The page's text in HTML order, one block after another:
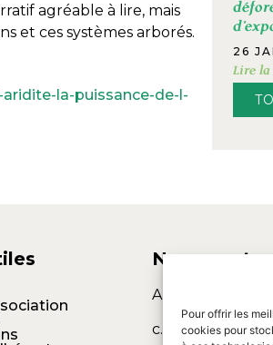
Pour offrir les
cookies pour
agréable à lire, mais
et ces systèmes arborés.
la-puissance-de-l-
26
Lire la
Nous
AFT
c.o. Agropolis